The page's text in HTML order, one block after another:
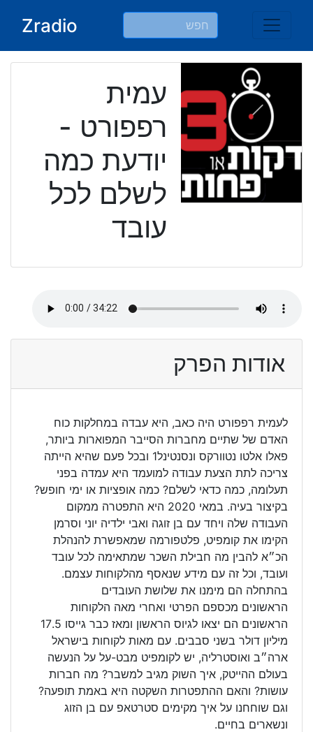
Zradio
עמית
רפפורט -
יודעת כמה
לשלם לכל
עובד
אודות הפרק
לעמית רפפורט היה כאב, היא עבדה במחלקות כוח
האדם של שתיים מחברות הסייבר המפוארות ביותר,
פאלו אלטו נטוורקס ונסנטינל1 ובכל פעם שהיא הייתה
צריכה לתת הצעת עבודה למועמד היא עמדה בפני
תעלומה, כמה כדאי לשלם? כמה אופציות או ימי חופש?
בקיצור בעיה. במאי 2020 היא התפטרה ממקום
העבודה שלה ויחד עם בן זוגה ואבי ילדיה יוני וסרמן
הקימו את קומפיט, פלטפורמה שמאפשרת להנהלת
הכ״א להבין מה חבילת השכר שמתאימה לכל עובד
ועובד, וכל זה עם מידע שנאסף מהלקוחות עצמם.
בהתחלה הם מימנו את שלושת העובדים
הראשונים מכספם הפרטי ואחרי מאה הלקוחות
הראשונים הם יצאו לגיוס הראשון ומאז כבר גייסו 17.5
מיליון דולר בשני סבבים. עם מאות לקוחות בישראל
ארה״ב ואוסטרליה, יש לקומפיט מבט-על על הנעשה
בעולם ההייטק, איך השוק מגיב למשבר? מה חברות
עושות? והאם ההתפטרות השקטה היא באמת תופעה?
וגם שוחחנו על איך מקימים סטרטאפ עם בן הזוג
ונשארים בחיים.